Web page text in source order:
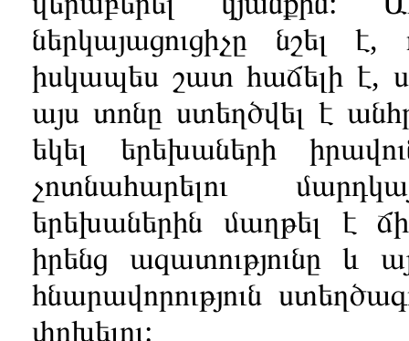
ներկայացուցիչը նշել
իսկապես շատ հաճելի է,
այս տոնը ստեղծվել է
եկել երեխաների
չոտնահարելու
երեխաներին մաղթել է
իրենց ազատությունը և
հնարավորություն
փոխելու: